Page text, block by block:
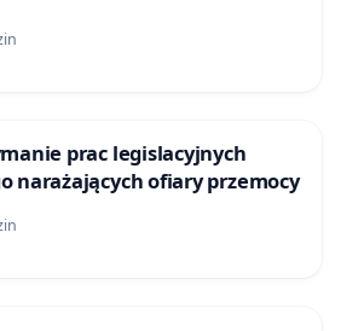
prac legislacyjnych
prawa rodzinnego narażających ofiary przemocy